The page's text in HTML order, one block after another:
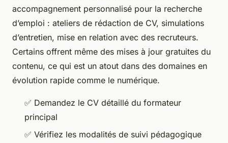
accompagnement personnalisé pour la recherche
d’emploi : ateliers de rédaction de CV, simulations
d’entretien, mise en relation avec des recruteurs.
Certains offrent même des mises à jour gratuites du
contenu, ce qui est un atout dans des domaines en
évolution rapide comme le numérique.
✅ Demandez le CV détaillé du formateur
principal
✅ Vérifiez les modalités de suivi pédagogique